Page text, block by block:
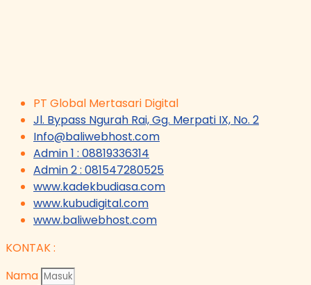
PT Global Mertasari Digital
Jl. Bypass Ngurah Rai, Gg. Merpati IX, No. 2
Info@baliwebhost.com
Admin 1 : 08819336314
Admin 2 : 081547280525
www.kadekbudiasa.com
www.kubudigital.com
www.baliwebhost.com
KONTAK :
Nama